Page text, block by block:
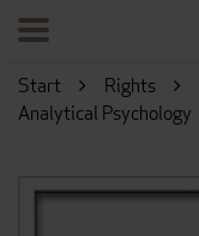
Start Rights
Analytical Psychology